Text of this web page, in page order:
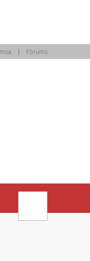
Fòrums